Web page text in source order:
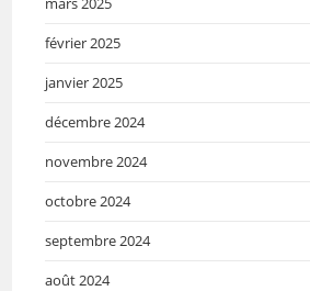
février 2025
janvier 2025
décembre 2024
novembre 2024
octobre 2024
septembre 2024
août 2024